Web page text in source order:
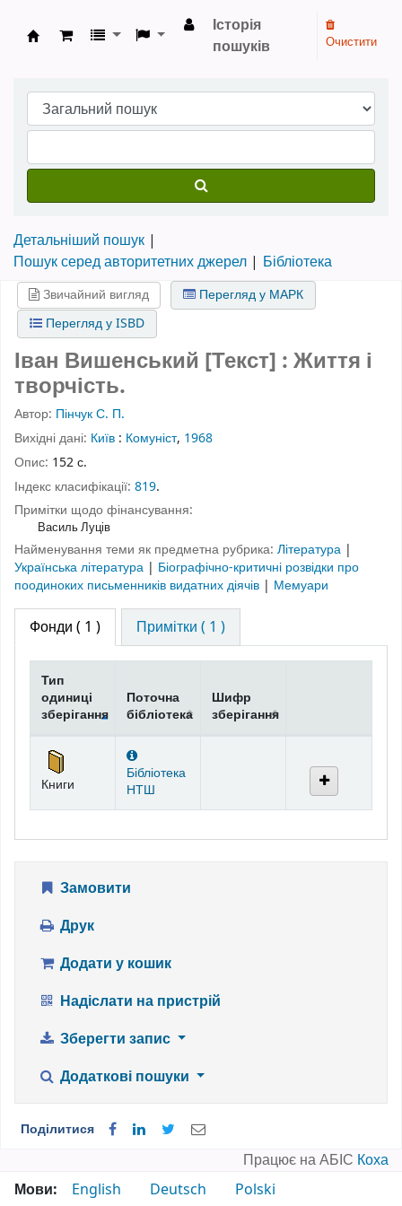
Бібліотека НТШ › Електронний каталог
Історія
пошуків
Очистити
Детальніший пошук
Пошук серед авторитетних джерел
Бібліотека
Звичайний вигляд
Перегляд у МАРК
Перегляд у ISBD
Іван Вишенський [Текст] : Життя і
творчість.
Автор: Пінчук С. П.
Вихідні дані: Київ : Комуніст, 1968
Опис: 152 с.
Індекс класифікації: 819.
Примітки щодо фінансування:
Василь Луців
Найменування теми як предметна рубрика: Література |
Українська література | Біографічно-критичні розвідки про
поодиноких письменників видатних діячів | Мемуари
Фонди ( 1 ) Примітки ( 1 )
Фонди
Тип
одиниці
зберігання
Поточна
бібліотека
Шифр
зберігання
Книги
Бібліотека
НТШ
Замовити
Друк
Додати у кошик
Надіслати на пристрій
Зберегти запис
Додаткові пошуки
Поділитися
Працює на АБІС Коха
Мови:
English Deutsch Polski